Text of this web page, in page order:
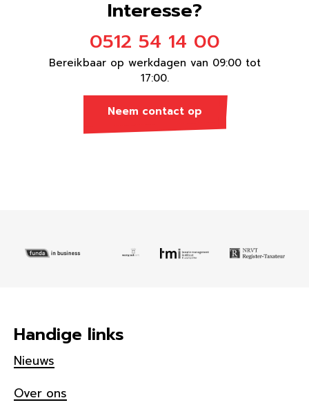
Interesse?
0512 54 14 00
Bereikbaar op werkdagen van 09:00 tot
17:00.
Neem contact op
Handige links
Nieuws
Over ons